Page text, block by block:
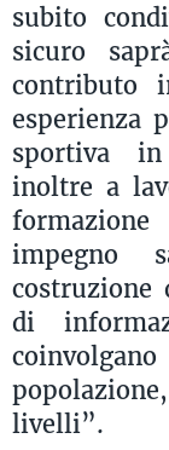
subito
sicuro
contributo
esperienza
sportiva
inoltre a
impegno
di
livelli”.